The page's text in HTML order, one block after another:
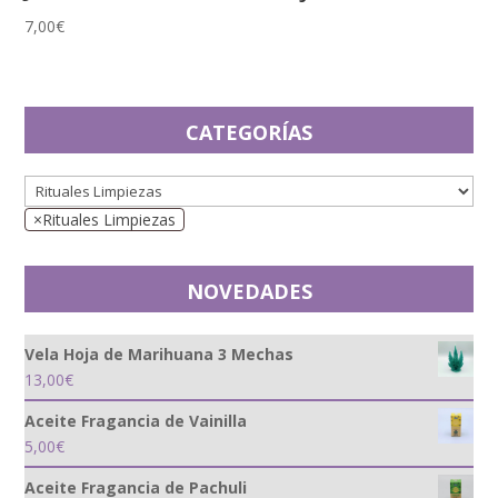
7,00€
CATEGORÍAS
×Rituales Limpiezas
NOVEDADES
Vela Hoja de Marihuana 3 Mechas
13,00€
Aceite Fragancia de Vainilla
5,00€
Aceite Fragancia de Pachuli